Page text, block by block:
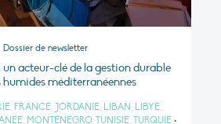
Dossier de newsletter
acteur-clé de la gestion durable
humides méditerranéennes
FRANCE, JORDANIE, LIBAN, LIBYE,
MONTÉNÉGRO, TUNISIE, TURQUIE •